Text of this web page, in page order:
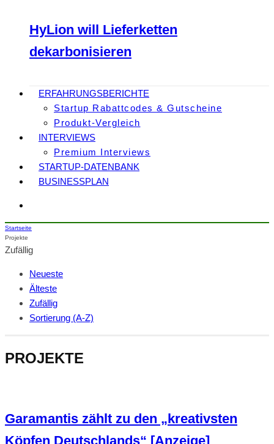
HyLion will Lieferketten
dekarbonisieren
ERFAHRUNGSBERICHTE
Startup Rabattcodes & Gutscheine
Produkt-Vergleich
INTERVIEWS
Premium Interviews
STARTUP-DATENBANK
BUSINESSPLAN
Startseite
Projekte
Zufällig
Neueste
Älteste
Zufällig
Sortierung (A-Z)
PROJEKTE
Garamantis zählt zu den „kreativsten
Köpfen Deutschlands“ [Anzeige]